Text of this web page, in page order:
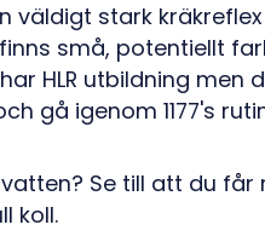
väldigt stark
små, potentiellt
HLR utbildning men
gå igenom 1177's
Se till att du
koll.